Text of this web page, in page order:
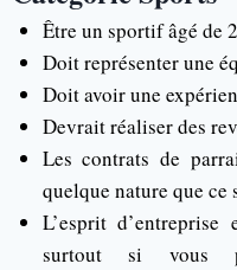
Être un sportif âgé de
Doit représenter une
Doit avoir une
Devrait réaliser des
Les contrats de
quelque nature que ce
L’esprit
surtout si vous